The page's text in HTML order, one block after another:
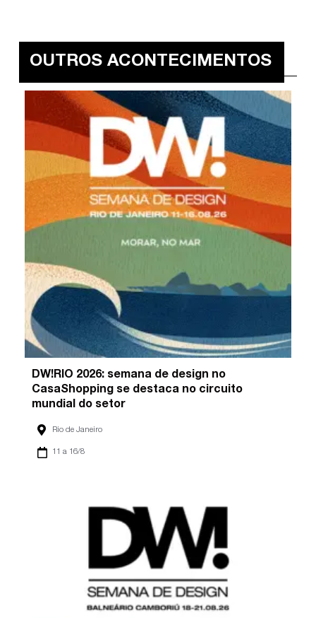
OUTROS ACONTECIMENTOS
DW!RIO 2026: semana de design no
CasaShopping se destaca no circuito
mundial do setor
Rio de Janeiro
11 a 16/8